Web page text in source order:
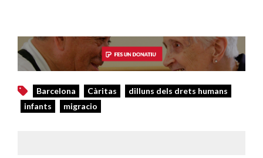
Barcelona Càritas
dilluns dels drets humans
infants
migracio